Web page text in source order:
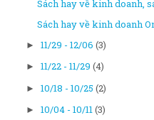
Sách hay về kinh doanh,
Sách hay về kinh doanh
► 11/29 - 12/06 (3)
► 11/22 - 11/29 (4)
► 10/18 - 10/25 (2)
► 10/04 - 10/11(3)